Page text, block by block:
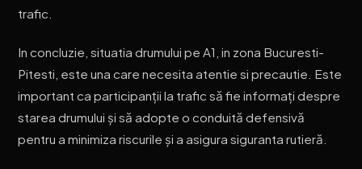
trafic.
In concluzie, situatia drumului pe A1, in zona Bucuresti-
Pitesti, este una care necesita atentie si precautie. Este
important ca participanții la trafic să fie informați despre
starea drumului și să adopte o conduită defensivă
pentru a minimiza riscurile și a asigura siguranta rutieră.